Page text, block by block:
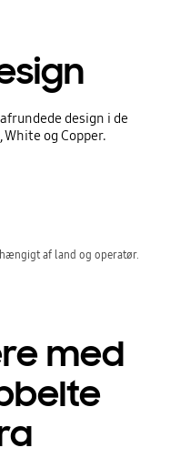
design i de
og Copper.
af land og operatør.
med